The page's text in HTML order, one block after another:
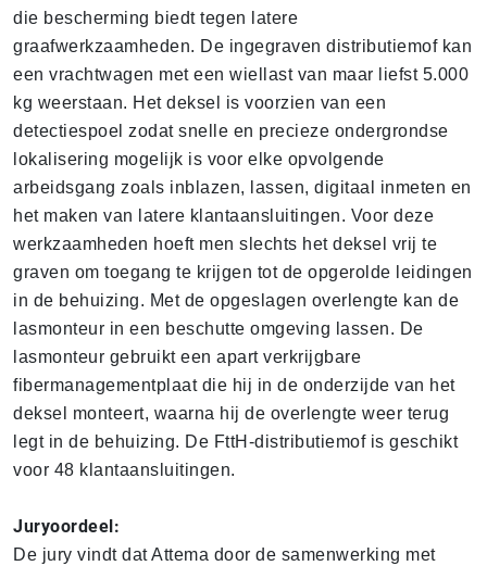
die bescherming biedt tegen latere
graafwerkzaamheden. De ingegraven distributiemof kan
een vrachtwagen met een wiellast van maar liefst 5.000
kg weerstaan. Het deksel is voorzien van een
detectiespoel zodat snelle en precieze ondergrondse
lokalisering mogelijk is voor elke opvolgende
arbeidsgang zoals inblazen, lassen, digitaal inmeten en
het maken van latere klantaansluitingen. Voor deze
werkzaamheden hoeft men slechts het deksel vrij te
graven om toegang te krijgen tot de opgerolde leidingen
in de behuizing. Met de opgeslagen overlengte kan de
lasmonteur in een beschutte omgeving lassen. De
lasmonteur gebruikt een apart verkrijgbare
fibermanagementplaat die hij in de onderzijde van het
deksel monteert, waarna hij de overlengte weer terug
legt in de behuizing. De FttH-distributiemof is geschikt
voor 48 klantaansluitingen.
Juryoordeel:
De jury vindt dat Attema door de samenwerking met